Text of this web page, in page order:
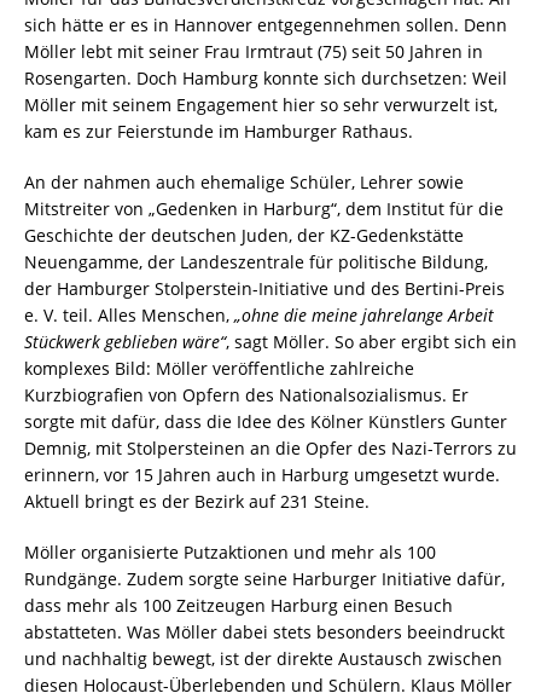
sich hätte er es in Hannover entgegennehmen sollen. Denn
Möller lebt mit seiner Frau Irmtraut (75) seit 50 Jahren in
Rosengarten. Doch Hamburg konnte sich durchsetzen: Weil
Möller mit seinem Engagement hier so sehr verwurzelt ist,
kam es zur Feierstunde im Hamburger Rathaus.
An der nahmen auch ehemalige Schüler, Lehrer sowie
Mitstreiter von „Gedenken in Harburg“, dem Institut für die
Geschichte der deutschen Juden, der KZ-Gedenkstätte
Neuengamme, der Landeszentrale für politische Bildung,
der Hamburger Stolperstein-Initiative und des Bertini-Preis
e. V. teil. Alles Menschen, „ohne die meine jahrelange Arbeit
Stückwerk geblieben wäre“, sagt Möller. So aber ergibt sich ein
komplexes Bild: Möller veröffentliche zahlreiche
Kurzbiografien von Opfern des Nationalsozialismus. Er
sorgte mit dafür, dass die Idee des Kölner Künstlers Gunter
Demnig, mit Stolpersteinen an die Opfer des Nazi-Terrors zu
erinnern, vor 15 Jahren auch in Harburg umgesetzt wurde.
Aktuell bringt es der Bezirk auf 231 Steine.
Möller organisierte Putzaktionen und mehr als 100
Rundgänge. Zudem sorgte seine Harburger Initiative dafür,
dass mehr als 100 Zeitzeugen Harburg einen Besuch
abstatteten. Was Möller dabei stets besonders beeindruckt
und nachhaltig bewegt, ist der direkte Austausch zwischen
diesen Holocaust-Überlebenden und Schülern. Klaus Möller